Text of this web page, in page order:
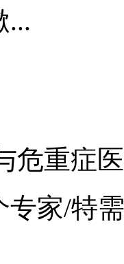
...
危重症
专家/特